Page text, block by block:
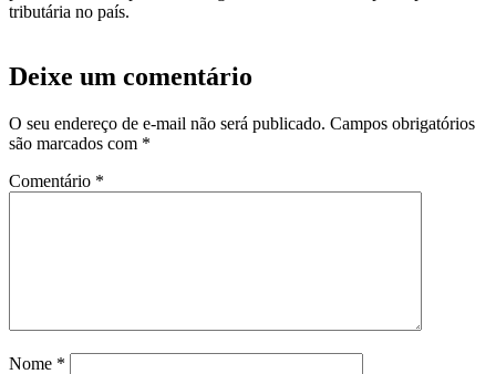
tributária no país.
Deixe um comentário
O seu endereço de e-mail não será publicado. Campos obrigatórios
são marcados com *
Comentário *
Nome *